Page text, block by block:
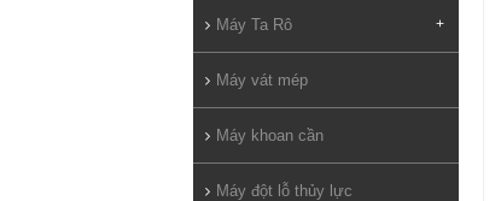
Máy Ta Rô +
Máy vát mép
Máy khoan cần
Máy đột lỗ thủy lực